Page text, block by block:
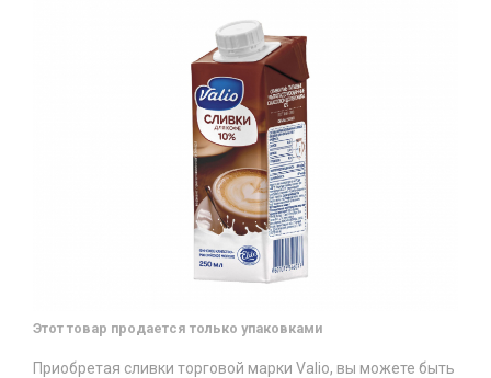
Этот товар продается только упаковками
Приобретая сливки торговой марки Valio, вы можете быть